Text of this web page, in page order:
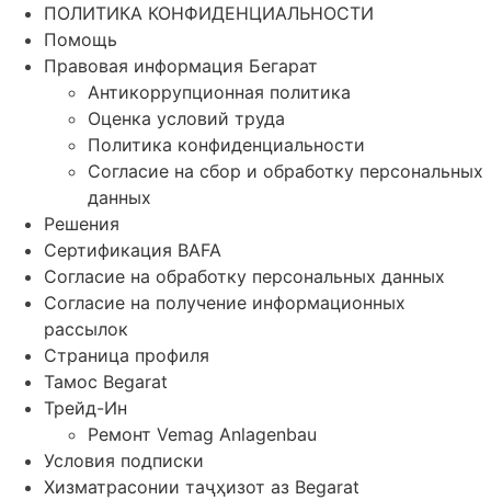
ПОЛИТИКА КОНФИДЕНЦИАЛЬНОСТИ
Помощь
Правовая информация Бегарат
Антикоррупционная политика
Оценка условий труда
Политика конфиденциальности
Согласие на сбор и обработку персональных
данных
Решения
Сертификация BAFA
Согласие на обработку персональных данных
Согласие на получение информационных
рассылок
Страница профиля
Тамос Begarat
Трейд-Ин
Ремонт Vemag Anlagenbau
Условия подписки
Хизматрасонии таҷҳизот аз Begarat